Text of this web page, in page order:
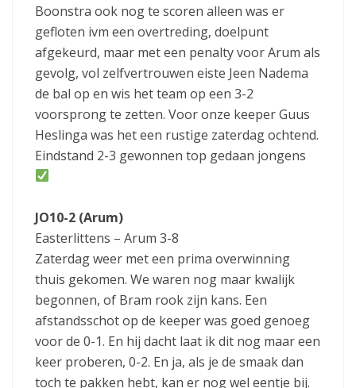
Boonstra ook nog te scoren alleen was er
gefloten ivm een overtreding, doelpunt
afgekeurd, maar met een penalty voor Arum als
gevolg, vol zelfvertrouwen eiste Jeen Nadema
de bal op en wis het team op een 3-2
voorsprong te zetten. Voor onze keeper Guus
Heslinga was het een rustige zaterdag ochtend.
Eindstand 2-3 gewonnen top gedaan jongens
JO10-2 (Arum)
Easterlittens – Arum 3-8
Zaterdag weer met een prima overwinning
thuis gekomen. We waren nog maar kwalijk
begonnen, of Bram rook zijn kans. Een
afstandsschot op de keeper was goed genoeg
voor de 0-1. En hij dacht laat ik dit nog maar een
keer proberen, 0-2. En ja, als je de smaak dan
toch te pakken hebt, kan er nog wel eentje bij.